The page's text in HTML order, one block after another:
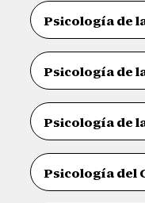
Psicología de
Psicología de
Psicología de
Psicología del